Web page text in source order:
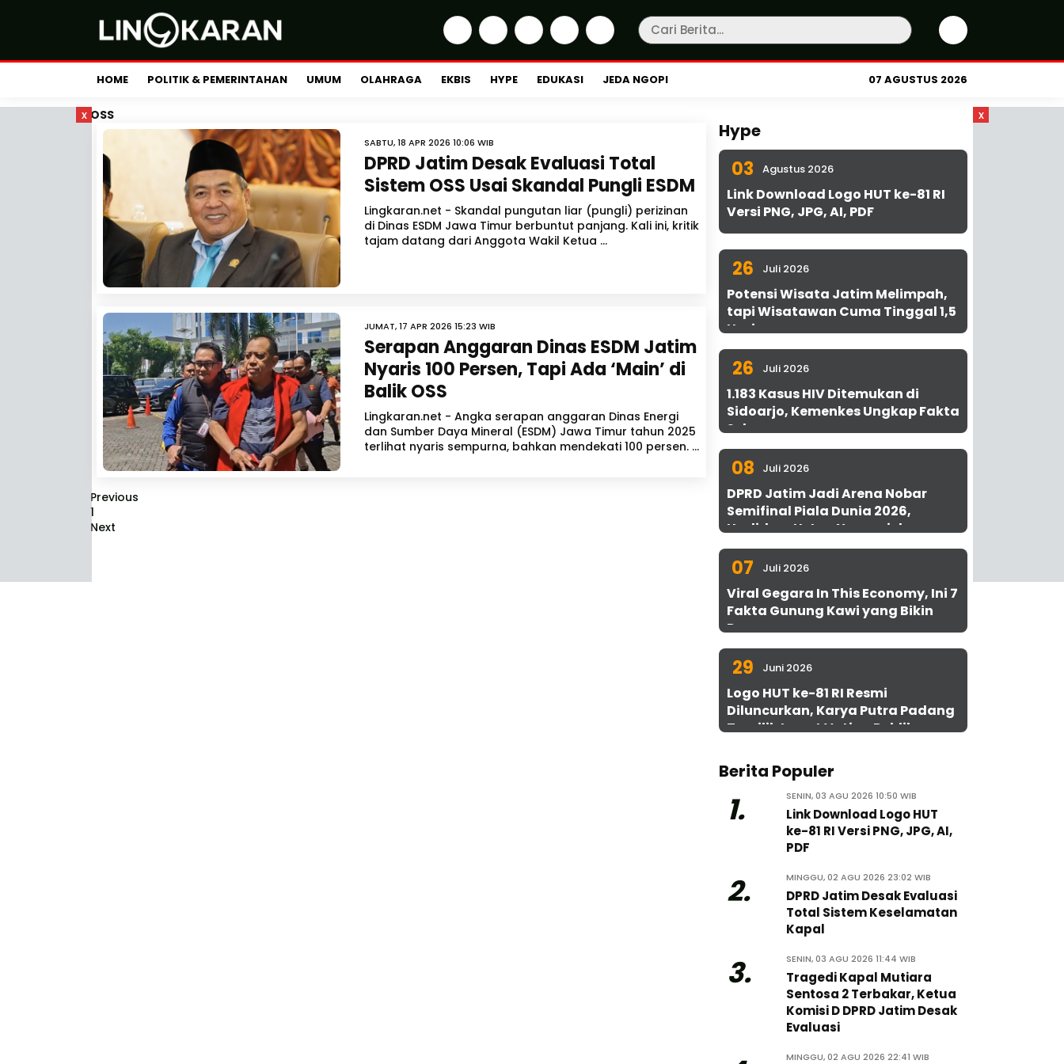
HOME POLITIK & PEMERINTAHAN UMUM OLAHRAGA EKBIS HYPE EDUKASI JEDA NGOPI 07 AGUSTUS 2026
x x
OSS
SABTU, 18 APR 2026 10:06 WIB
DPRD Jatim Desak Evaluasi Total
Sistem OSS Usai Skandal Pungli ESDM
Lingkaran.net - Skandal pungutan liar (pungli) perizinan
di Dinas ESDM Jawa Timur berbuntut panjang. Kali ini, kritik
tajam datang dari Anggota Wakil Ketua ...
JUMAT, 17 APR 2026 15:23 WIB
Serapan Anggaran Dinas ESDM Jatim
Nyaris 100 Persen, Tapi Ada ‘Main’ di
Balik OSS
Lingkaran.net - Angka serapan anggaran Dinas Energi
dan Sumber Daya Mineral (ESDM) Jawa Timur tahun 2025
terlihat nyaris sempurna, bahkan mendekati 100 persen. ...
Previous
1
Next
Hype
03 Agustus 2026
Link Download Logo HUT ke-81 RI
Versi PNG, JPG, AI, PDF
26 Juli 2026
Potensi Wisata Jatim Melimpah,
tapi Wisatawan Cuma Tinggal 1,5
Hari
26 Juli 2026
1.183 Kasus HIV Ditemukan di
Sidoarjo, Kemenkes Ungkap Fakta
Sebenarnya
08 Juli 2026
DPRD Jatim Jadi Arena Nobar
Semifinal Piala Dunia 2026,
Hadirkan Uston Nawawi dan
UMKM Gratis untuk 1.000 Warga
07 Juli 2026
Viral Gegara In This Economy, Ini 7
Fakta Gunung Kawi yang Bikin
Penasaran
29 Juni 2026
Logo HUT ke-81 RI Resmi
Diluncurkan, Karya Putra Padang
Terpilih Lewat Voting Publik
Berita Populer
1. SENIN, 03 AGU 2026 10:50 WIB
Link Download Logo HUT
ke-81 RI Versi PNG, JPG, AI,
PDF
2. MINGGU, 02 AGU 2026 23:02 WIB
DPRD Jatim Desak Evaluasi
Total Sistem Keselamatan
Kapal
3. SENIN, 03 AGU 2026 11:44 WIB
Tragedi Kapal Mutiara
Sentosa 2 Terbakar, Ketua
Komisi D DPRD Jatim Desak
Evaluasi
MINGGU, 02 AGU 2026 22:41 WIB